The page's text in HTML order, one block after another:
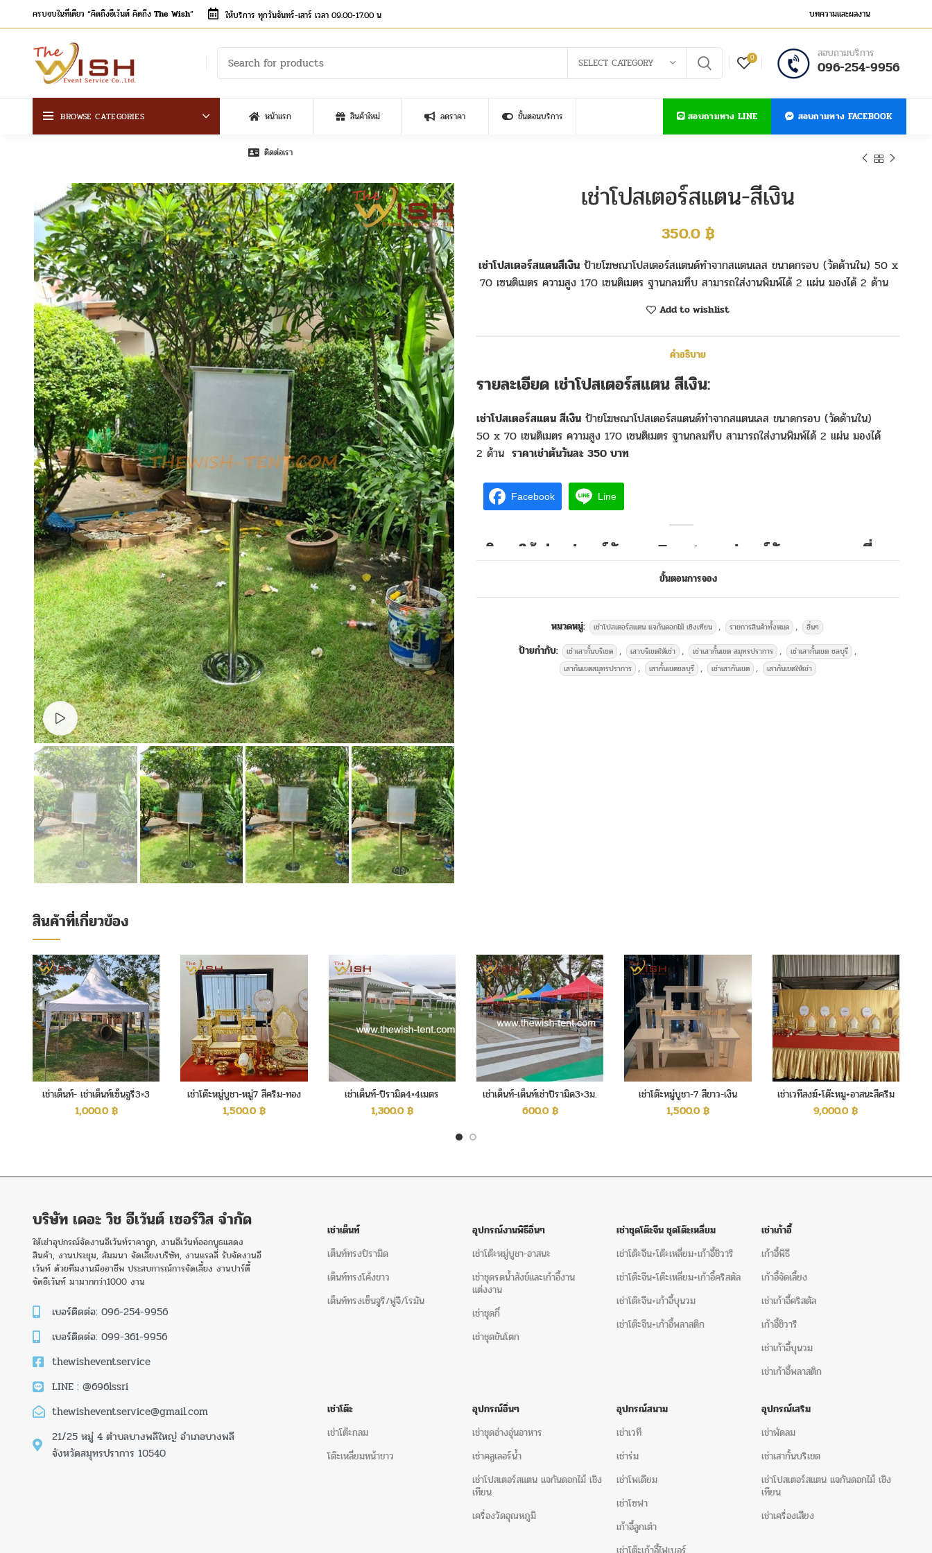
ครบจบในที่เดียว “คิดถึงอีเว้นต์ คิดถึง The Wish” ให้บริการ ทุกวันจันทร์-เสาร์ เวลา 09.00-17.00 น บทความและผลงาน
SELECT CATEGORY 0 สอบถามบริการ
096-254-9956
BROWSE CATEGORIES หน้าแรก สินค้าใหม่ ลดราคา ขั้นตอนบริการ
ติดต่อเรา
สอบถามทาง LINE สอบถามทาง FACEBOOK
Watch video
เช่าโปสเตอร์สแตน-สีเงิน
350.0 ฿
เช่าโปสเตอร์สแตนสีเงินป้ายโฆษณาโปสเตอร์สแตนด์ทำจากสแตนเลส ขนาดกรอบ (วัดด้านใน) 50 x
70 เซนติเมตร ความสูง 170 เซนติเมตร ฐานกลมทึบ สามารถใส่งานพิมพ์ได้ 2 แผ่น มองได้ 2 ด้าน
Add to wishlist
คำอธิบาย
รายละเอียด เช่าโปสเตอร์สแตน สีเงิน:
เช่าโปสเตอร์สแตน สีเงิน ป้ายโฆษณาโปสเตอร์สแตนด์ทำจากสแตนเลส ขนาดกรอบ (วัดด้านใน)
50 x 70 เซนติเมตร ความสูง 170 เซนติเมตร ฐานกลมทึบ สามารถใส่งานพิมพ์ได้ 2 แผ่น มองได้
2 ด้าน ราคาเช่าต้นวันละ 350 บาท
Facebook Line
บริการให้เช่าอุปกรณ์จัดงาน Event – อุปกรณ์จัดงานครบจบที่
ด้านใน) 50 x 70 เซนติเมตร ความสูง 170 เซนติเมตร ฐานกลมทึบ สามารถใส่งานพิมพ์ได้ 2 แผ่น
มองได้ 2 ด้าน ราคาเช่าต้นวันละ 350 บาท , พร้อมให้บริการให้เช่าเต็นท์ขาวสะอาด และอุปกรณ์
จัดงานครบวงจรคุณภาพดีมีจำนวนมากส่งเร็วตรงเวลา เช่าโต๊ะ เช่าเก้าอี้ เช่าเต็นท์ บริการ – เช่า
เต็นท์, เช่าเก้าอี้, เช่าโต๊ะ
บริการให้ เช่าโปสเตอร์สแตน สีเงินป้ายโฆษณาโปสเตอร์สแตนด์ทำจากสแตนเลส ขนาดกรอบ (วัด
ด้านใน) 50 x 70 เซนติเมตร ความสูง 170 เซนติเมตร ฐานกลมทึบ สามารถใส่งานพิมพ์ได้ 2 แผ่น
มองได้ 2 ด้าน
พร้อมชุดรดน้ำสังข์, พัดลมไอเย็น, พัดลมไอน้ำ,
เก้าอี้คริสตัล, โซฟาสีขาว, ร่ม
เช่าเก้าอี้พิธี
เช่าเก้าอี้ชิวารี เช่าเก้าอี้บุนวม
เช่าเก้าอี้พลาสติก
โต๊ะหมู่บูชา-อาสนะ
เช่าชุดรดน้ำสังข์ เช่าโต๊ะ
เช่าพัดลม
เช่าโต๊ะจีน+เก้าอี้บุนวม
เช่าโต๊ะจีน+เก้าอี้คริสตัล เช่าโต๊ะจีน+เก้าอี้ชิวารี เช่าโต๊ะจีน+เก้าอี้
พลาสติก
เช่าโต๊ะกลม
เช่าเต็นท์ทรงปิรามิด
เต็นท์ทรงโค้งขาว
พร้อมให้บริการจัดงานเร่ง งานด่วน ให้คำปรึกษาโดยผู้มีประสบการณ์ ครบจบในที่เดียว “คิดถึงอีเว้น
ขั้นตอนการจอง
หมวดหมู่: เช่าโปสเตอร์สแตน แจกันดอกไม้ เชิงเทียน , รายการสินค้าทั้งหมด , อื่นๆ
ป้ายกำกับ: เช่าเสากั้นบริเขต , เสาบริเขตให้เช่า , เช่าเสากั้นเขต สมุทรปราการ , เช่าเสากั้นเขต ชลบุรี ,
เสากันเขตสมุทรปราการ , เสากั้นเขตชลบุรี , เช่าเสากันเขต , เสากันเขตให้เช่า
สินค้าที่เกี่ยวข้อง
เช่าเต็นท์- เช่าเต็นท์เซ็นจูรี่3×3
เมตร
1,000.0 ฿
เช่าโต๊ะหมู่บูชา-หมู่7 สีครีม-ทอง
1,500.0 ฿
เช่าเต็นท์-ปิรามิด4×4เมตร
1,300.0 ฿
เช่าเต็นท์-เต็นท์เช่าปิรามิด3×3ม.
หลายสี
600.0 ฿
เช่าโต๊ะหมู่บูชา-7 สีขาว-เงิน
1,500.0 ฿
เช่าเวทีสงฆ์+โต๊ะหมู+อาสนะสีครีม
ทอง
9,000.0฿
บริษัท เดอะ วิช อีเว้นต์ เซอร์วิส จำกัด
ให้เช่าอุปกรณ์จัดงานอีเว้นท์ราคาถูก, งานอีเว้นท์ออกบูธแสดง
สินค้า, งานประชุม, สัมมนา จัดเลี้ยงบริษัท, งานแรลลี่ รับจัดงานอี
เว้นท์ ด้วยทีมงานมืออาชีพ ประสบการณ์การจัดเลี้ยง งานปาร์ตี้
จัดอีเว้นท์ มามากกว่า1000 งาน
เบอร์ติดต่อ: 096-254-9956
เบอร์ติดต่อ: 099-361-9956
thewisheventservice
LINE : @696lssri
thewisheventservice@gmail.com
21/25 หมู่ 4 ตำบลบางพลีใหญ่ อำเภอบางพลี
จังหวัดสมุทรปราการ 10540
เช่าเต็นท์
เต็นท์ทรงปิรามิด
เต็นท์ทรงโค้งขาว
เต็นท์ทรงเซ็นจูรี/ฟูจิ/โรมัน
อุปกรณ์งานพิธีอิ่นๆ
เช่าโต๊ะหมู่บูชา-อาสนะ
เช่าชุดรดน้ำสังข์และเก้าอี้งาน
แต่งงาน
เช่าชุดกี๋
เช่าชุดขันโตก
เช่าชุดโต๊ะจีน ชุดโต๊ะเหลี่ยม
เช่าโต๊ะจีน+โต๊ะเหลี่ยม+เก้าอี้ชิวารี
เช่าโต๊ะจีน+โต๊ะเหลี่ยม+เก้าอี้คริสตัล
เช่าโต๊ะจีน+เก้าอี้บุนวม
เช่าโต๊ะจีน+เก้าอี้พลาสติก
เช่าเก้าอี้
เก้าอี้พิธี
เก้าอี้จัดเลี้ยง
เช่าเก้าอี้คริสตัล
เก้าอี้ชิวารี
เช่าเก้าอี้บุนวม
เช่าเก้าอี้พลาสติก
เช่าโต๊ะ
เช่าโต๊ะกลม
โต๊ะเหลี่ยมหน้าขาว
อุปกรณ์อิ่นๆ
เช่าชุดอ่างอุ่นอาหาร
เช่าคลูเลอร์น้ำ
เช่าโปสเตอร์สแตน แจกันดอกไม้ เชิง
เทียน
เครื่องวัดอุณหภูมิ
อุปกรณ์สนาม
เช่าเวที
เช่าร่ม
เช่าโพเดียม
เช่าโซฟา
เก้าอี้ลูกเต๋า
อุปกรณ์เสริม
เช่าพัดลม
เช่าเสากั้นบริเขต
เช่าโปสเตอร์สแตน แจกันดอกไม้ เชิง
เทียน
เช่าเครื่องเสียง